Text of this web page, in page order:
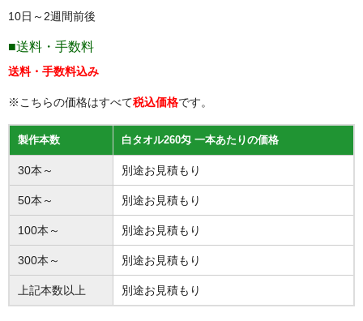
10日～2週間前後
■送料・手数料
送料・手数料込み
※こちらの価格はすべて税込価格です。
製作本数 白タオル260匁 一本あたりの価格
30本～ 別途お見積もり
50本～ 別途お見積もり
100本～ 別途お見積もり
300本～ 別途お見積もり
上記本数以上 別途お見積もり